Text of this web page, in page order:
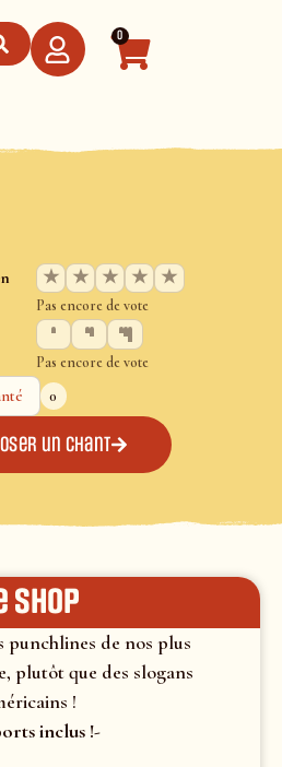
0
★ ★ ★ ★ ★
Pas encore de vote
Pas encore de vote
0
un chant
shop
de nos plus
plutôt que des slogans
!
inclus !-